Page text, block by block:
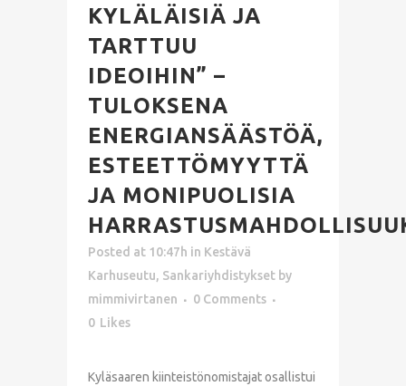
KYLÄLÄISIÄ JA
TARTTUU
IDEOIHIN” –
TULOKSENA
ENERGIANSÄÄSTÖÄ,
ESTEETTÖMYYTTÄ
JA MONIPUOLISIA
Posted at 10:47h in Kestävä
Karhuseutu, Sankariyhdistykset by
mimmivirtanen
0 Comments
0 Likes
Kyläsaaren kiinteistönomistajat osallistui